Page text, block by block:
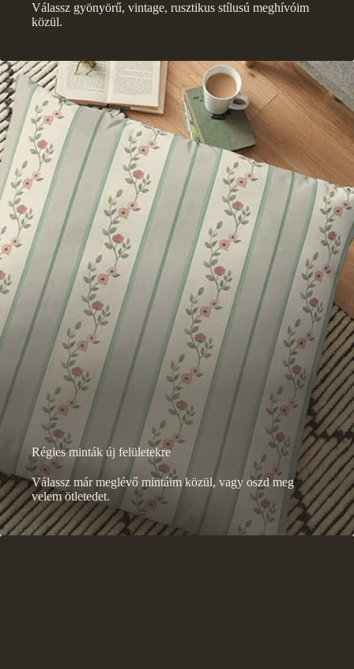
Válassz gyönyörű, vintage, rusztikus stílusú meghívóim
közül.
Régies minták új felületekre
Válassz már meglévő mintáim közül, vagy oszd meg
velem ötletedet.